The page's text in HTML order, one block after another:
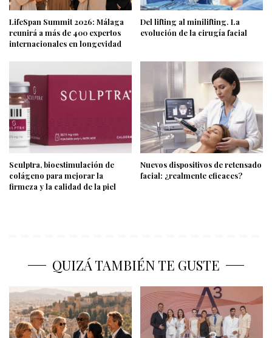
LifeSpan Summit 2026: Málaga
reunirá a más de 400 expertos
internacionales en longevidad
Del lifting al minilifting. La
evolución de la cirugía facial
Sculptra, bioestimulación de
colágeno para mejorar la
firmeza y la calidad de la piel
Nuevos dispositivos de retensado
facial: ¿realmente eficaces?
QUIZÁ TAMBIÉN TE GUSTE